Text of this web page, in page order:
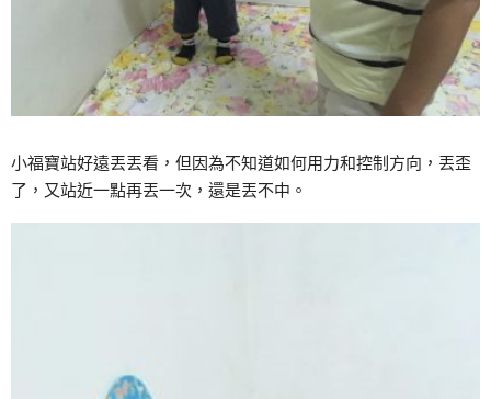
小福寶站好遠丟丟看，但因為不知道如何用力和控制方向，丟歪
了，又站近一點再丟一次，還是丟不中。